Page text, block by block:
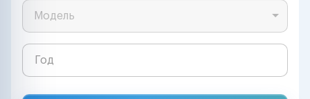
Модель